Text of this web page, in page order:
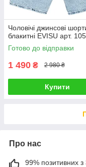
Чоловічі джинсові
блакитні EVISU арт.
Готово до відправки
1 490 ₴ 2 980 ₴
Купити
Про нас
99% позитивних з